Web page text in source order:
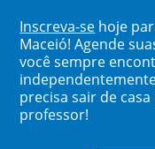
Inscreva-se hoje
Maceió! Agende
você sempre
precisa sair de
professor!